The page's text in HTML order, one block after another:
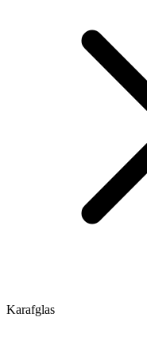
Karafglas